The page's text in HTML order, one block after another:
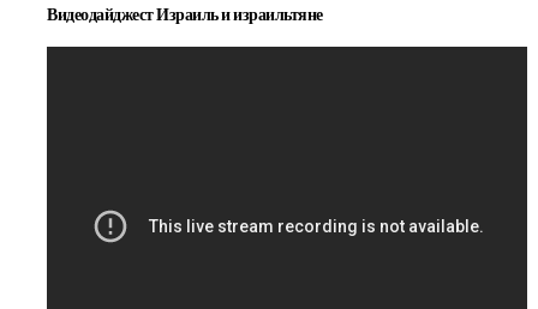
Видеодайджест Израиль и израильтяне